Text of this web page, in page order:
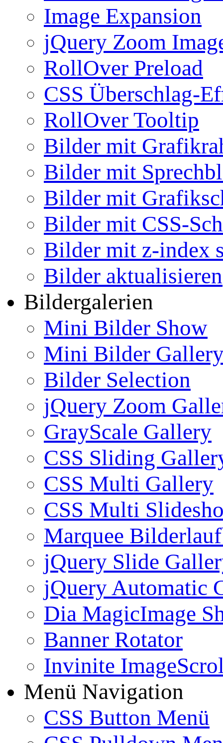
Image Expansion
jQuery Zoom
RollOver Preload
CSS Überschlag-
RollOver Tooltip
Bilder mit
Bilder mit
Bilder mit
Bilder mit CSS-
Bilder mit z-index
Bilder aktualisieren
Bildergalerien
Mini Bilder Show
Mini Bilder
Bilder Selection
jQuery Zoom
GrayScale Gallery
CSS Sliding
CSS Multi Gallery
CSS Multi
Marquee
jQuery Slide
jQuery Automatic
Dia MagicImage
Banner Rotator
Invinite
Menü Navigation
CSS Button Menü